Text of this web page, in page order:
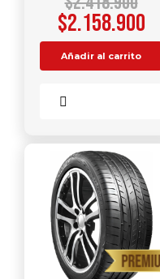
$2.158.900
Añadir al carrito